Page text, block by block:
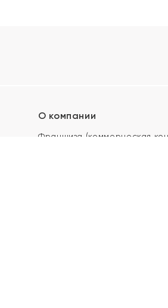
О компании
Франшиза (коммерческая